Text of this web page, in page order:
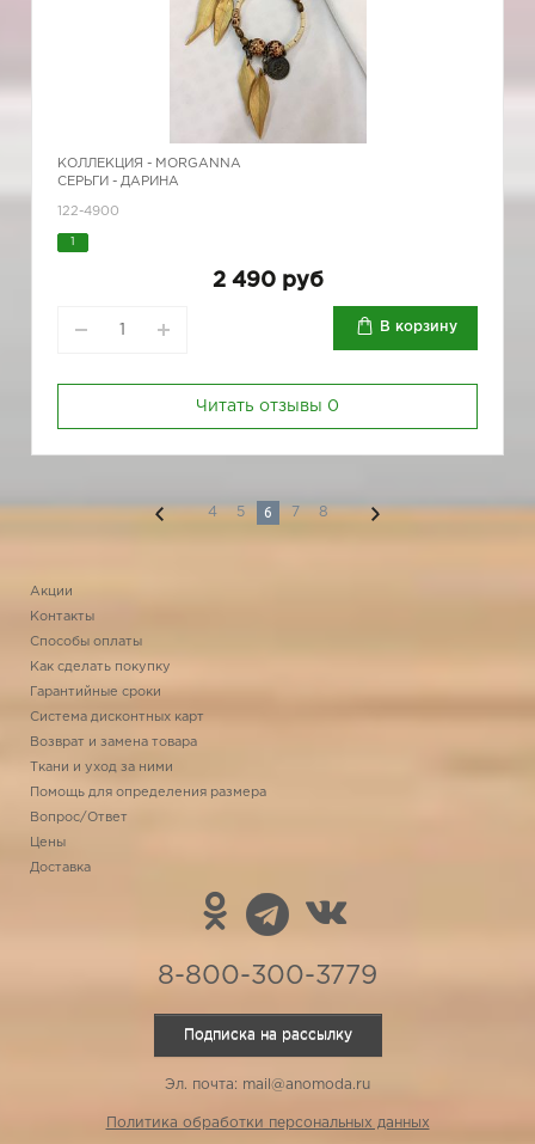
КОЛЛЕКЦИЯ - MORGANNA
СЕРЬГИ - ДАРИНА
122-4900
2 490 руб
В корзину
Читать отзывы 0
4 5 6 7 8
Акции
Контакты
Способы оплаты
Как сделать покупку
Гарантийные сроки
Система дисконтных карт
Возврат и замена товара
Ткани и уход за ними
Помощь для определения размера
Вопрос/Ответ
Цены
Доставка
8-800-300-3779
Подписка на рассылку
Эл. почта: mail@anomoda.ru
Политика обработки персональных данных